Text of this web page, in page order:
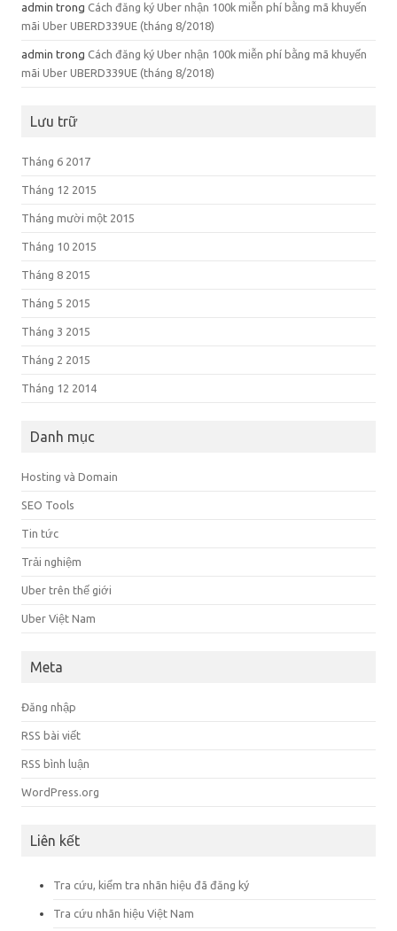
admin trong Cách đăng ký Uber nhận 100k miễn phí bằng mã khuyến
mãi Uber UBERD339UE (tháng 8/2018)
admin trong Cách đăng ký Uber nhận 100k miễn phí bằng mã khuyến
mãi Uber UBERD339UE (tháng 8/2018)
Lưu trữ
Tháng 6 2017
Tháng 12 2015
Tháng mười một 2015
Tháng 10 2015
Tháng 8 2015
Tháng 5 2015
Tháng 3 2015
Tháng 2 2015
Tháng 12 2014
Danh mục
Hosting và Domain
SEO Tools
Tin tức
Trải nghiệm
Uber trên thế giới
Uber Việt Nam
Meta
Đăng nhập
RSS bài viết
RSS bình luận
WordPress.org
Liên kết
Tra cứu, kiểm tra nhãn hiệu đã đăng ký
Tra cứu nhãn hiệu Việt Nam